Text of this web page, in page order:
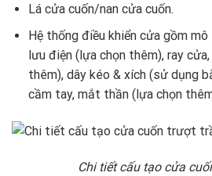
Lá cửa cuốn/nan cửa cuốn.
Hệ thống điều khiển cửa gồm
lưu điện (lựa chọn thêm), ray
thêm), dây kéo & xích (sử dụng
cầm tay, mắt thần (lựa chọn
Chi tiết cấu tạo cửa